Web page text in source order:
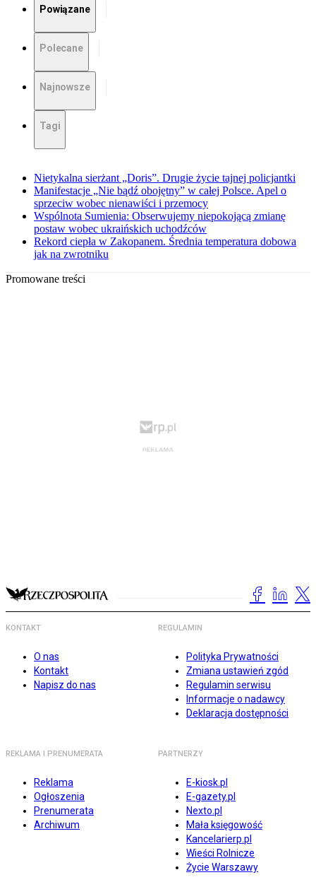
Powiązane
Polecane
Najnowsze
Tagi
Nietykalna sierżant „Doris”. Drugie życie tajnej policjantki
Manifestacje „Nie bądź obojętny” w całej Polsce. Apel o
sprzeciw wobec nienawiści i przemocy
Wspólnota Sumienia: Obserwujemy niepokojącą zmianę
postaw wobec ukraińskich uchodźców
Rekord ciepła w Zakopanem. Średnia temperatura dobowa
jak na zwrotniku
Promowane treści
KONTAKT
O nas
Kontakt
Napisz do nas
REGULAMIN
Polityka Prywatności
Zmiana ustawień zgód
Regulamin serwisu
Informacje o nadawcy
Deklaracja dostępności
REKLAMA I PRENUMERATA
Reklama
Ogłoszenia
Prenumerata
Archiwum
PARTNERZY
E-kiosk.pl
E-gazety.pl
Nexto.pl
Mała księgowość
Kancelarierp.pl
Wieści Rolnicze
Życie Warszawy